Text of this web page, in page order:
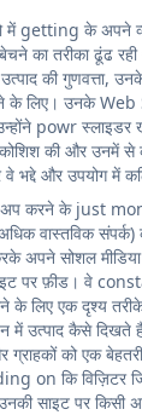
में getting के अपने
का तरीका ढूंढ
की गुणवत्ता, उनके
के लिए। उनके
उन्होंने powr
की और उनमें से
भद्दे और उपयोग में
अप करने के just
वास्तविक
अपने सोशल
पर फ़ीड। वे
के लिए एक दृश्य
में उत्पाद कैसे दिखते
ग्राहकों को एक
on कि विज़िटर
साइट पर किसी